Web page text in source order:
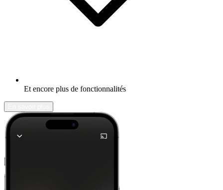
Et encore plus de fonctionnalités